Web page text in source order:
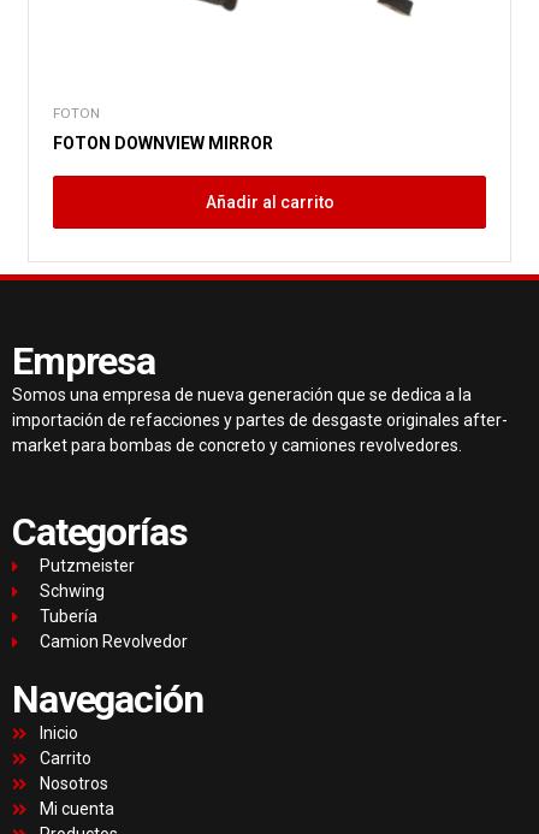
FOTON
FOTON DOWNVIEW MIRROR
Añadir al carrito
Empresa
Somos una empresa de nueva generación que se dedica a la
importación de refacciones y partes de desgaste originales after-
market para bombas de concreto y camiones revolvedores.
Categorías
Putzmeister
Schwing
Tubería
Camion Revolvedor
Navegación
Inicio
Carrito
Nosotros
Mi cuenta